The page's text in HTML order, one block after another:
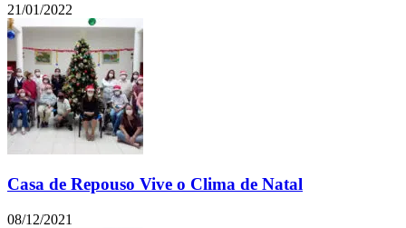
21/01/2022
Casa de Repouso Vive o Clima de Natal
08/12/2021